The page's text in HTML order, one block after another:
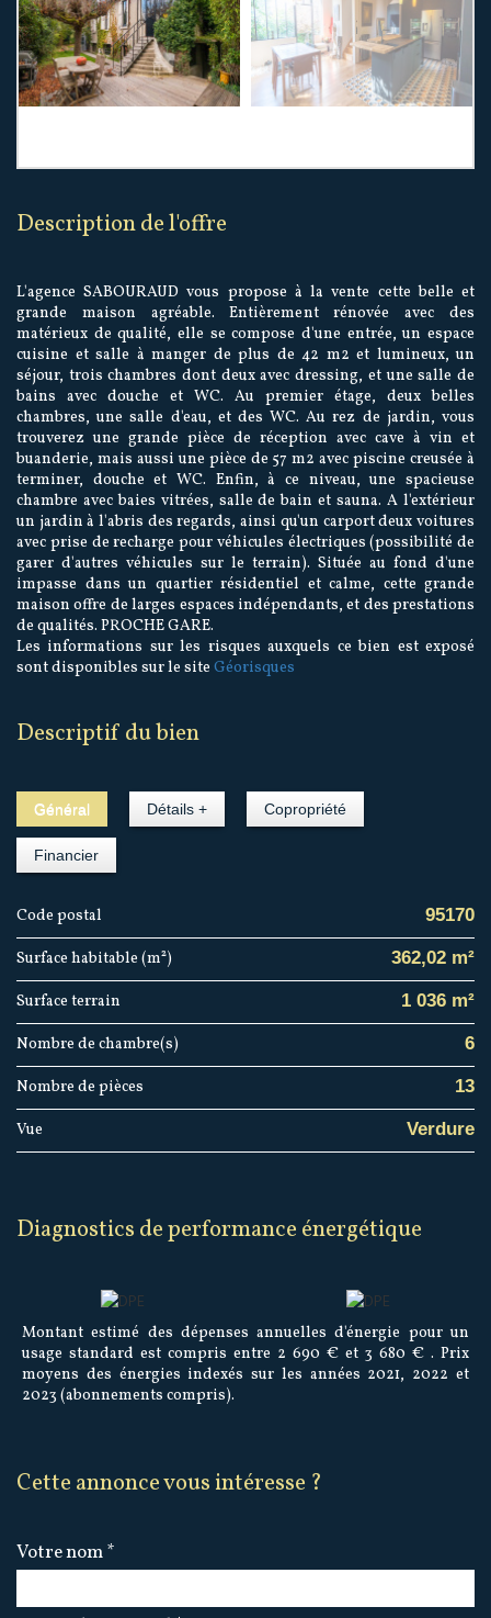
description de l'offre
L'agence SABOURAUD vous propose à la vente cette belle et
grande maison agréable. Entièrement rénovée avec des
matérieux de qualité, elle se compose d'une entrée, un espace
cuisine et salle à manger de plus de 42 m2 et lumineux, un
séjour, trois chambres dont deux avec dressing, et une salle de
bains avec douche et WC. Au premier étage, deux belles
chambres, une salle d'eau, et des WC. Au rez de jardin, vous
trouverez une grande pièce de réception avec cave à vin et
buanderie, mais aussi une pièce de 57 m2 avec piscine creusée à
terminer, douche et WC. Enfin, à ce niveau, une spacieuse
chambre avec baies vitrées, salle de bain et sauna. A l'extérieur
un jardin à l'abris des regards, ainsi qu'un carport deux voitures
avec prise de recharge pour véhicules électriques (possibilité de
garer d'autres véhicules sur le terrain). Située au fond d'une
impasse dans un quartier résidentiel et calme, cette grande
maison offre de larges espaces indépendants, et des prestations
de qualités. PROCHE GARE.
Les informations sur les risques auxquels ce bien est exposé
sont disponibles sur le site Géorisques
descriptif du bien
Général Détails + Copropriété
Financier
Code postal 95170
Surface habitable (m²) 362,02 m²
surface terrain 1 036 m²
Nombre de chambre(s) 6
Nombre de pièces 13
Vue Verdure
diagnostics de performance énergétique
Montant estimé des dépenses annuelles d'énergie pour un
usage standard est compris entre 2 690 € et 3 680 € . Prix
moyens des énergies indexés sur les années 2021, 2022 et
2023 (abonnements compris).
cette annonce vous intéresse ?
Votre nom *